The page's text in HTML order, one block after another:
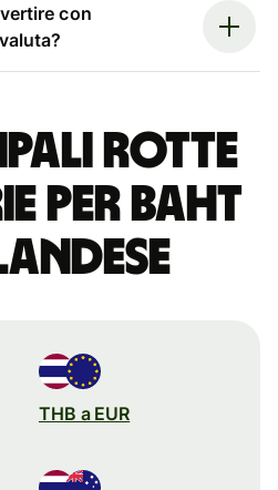
con
rotte
per baht
THB a EUR